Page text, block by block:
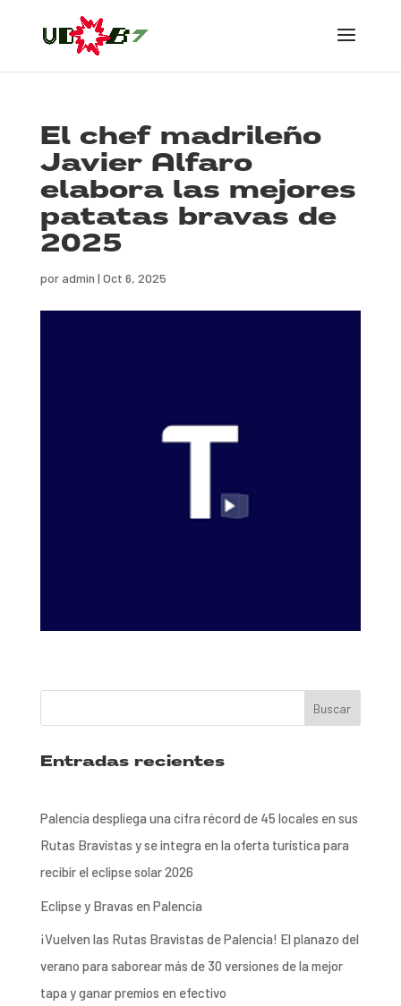
El chef madrileño
Javier Alfaro
elabora las mejores
patatas bravas de
2025
poradmin | Oct 6, 2025
Entradas recientes
Palencia despliega una cifra récord de 45 locales en sus
Rutas Bravistas y se integra en la oferta turística para
recibir el eclipse solar 2026
Eclipse y Bravas en Palencia
¡Vuelven las Rutas Bravistas de Palencia! El planazo del
verano para saborear más de 30 versiones de la mejor
tapa y ganar premios en efectivo